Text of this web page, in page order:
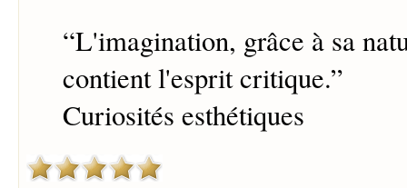
“L'imagination, grâce à sa
contient l'esprit critique.”
Curiosités esthétiques